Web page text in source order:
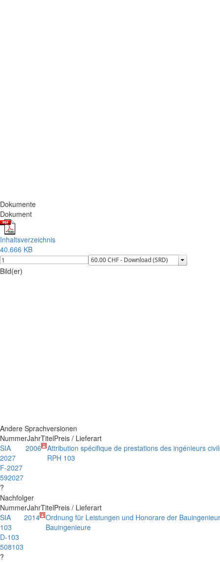
Dokumente
Dokument
Inhaltsverzeichnis
40.666 KB
Bild(er)
Andere Sprachversionen
NummerJahrTitelPreis / Lieferart
SIA
2027
F-2027
592027
?
2006
Attribution spécifique de prestations des ingénieurs
RPH 103
Nachfolger
NummerJahrTitelPreis / Lieferart
SIA
103
D-103
508103
?
2014 Ordnung für Leistungen und Honorare der
Bauingenieure